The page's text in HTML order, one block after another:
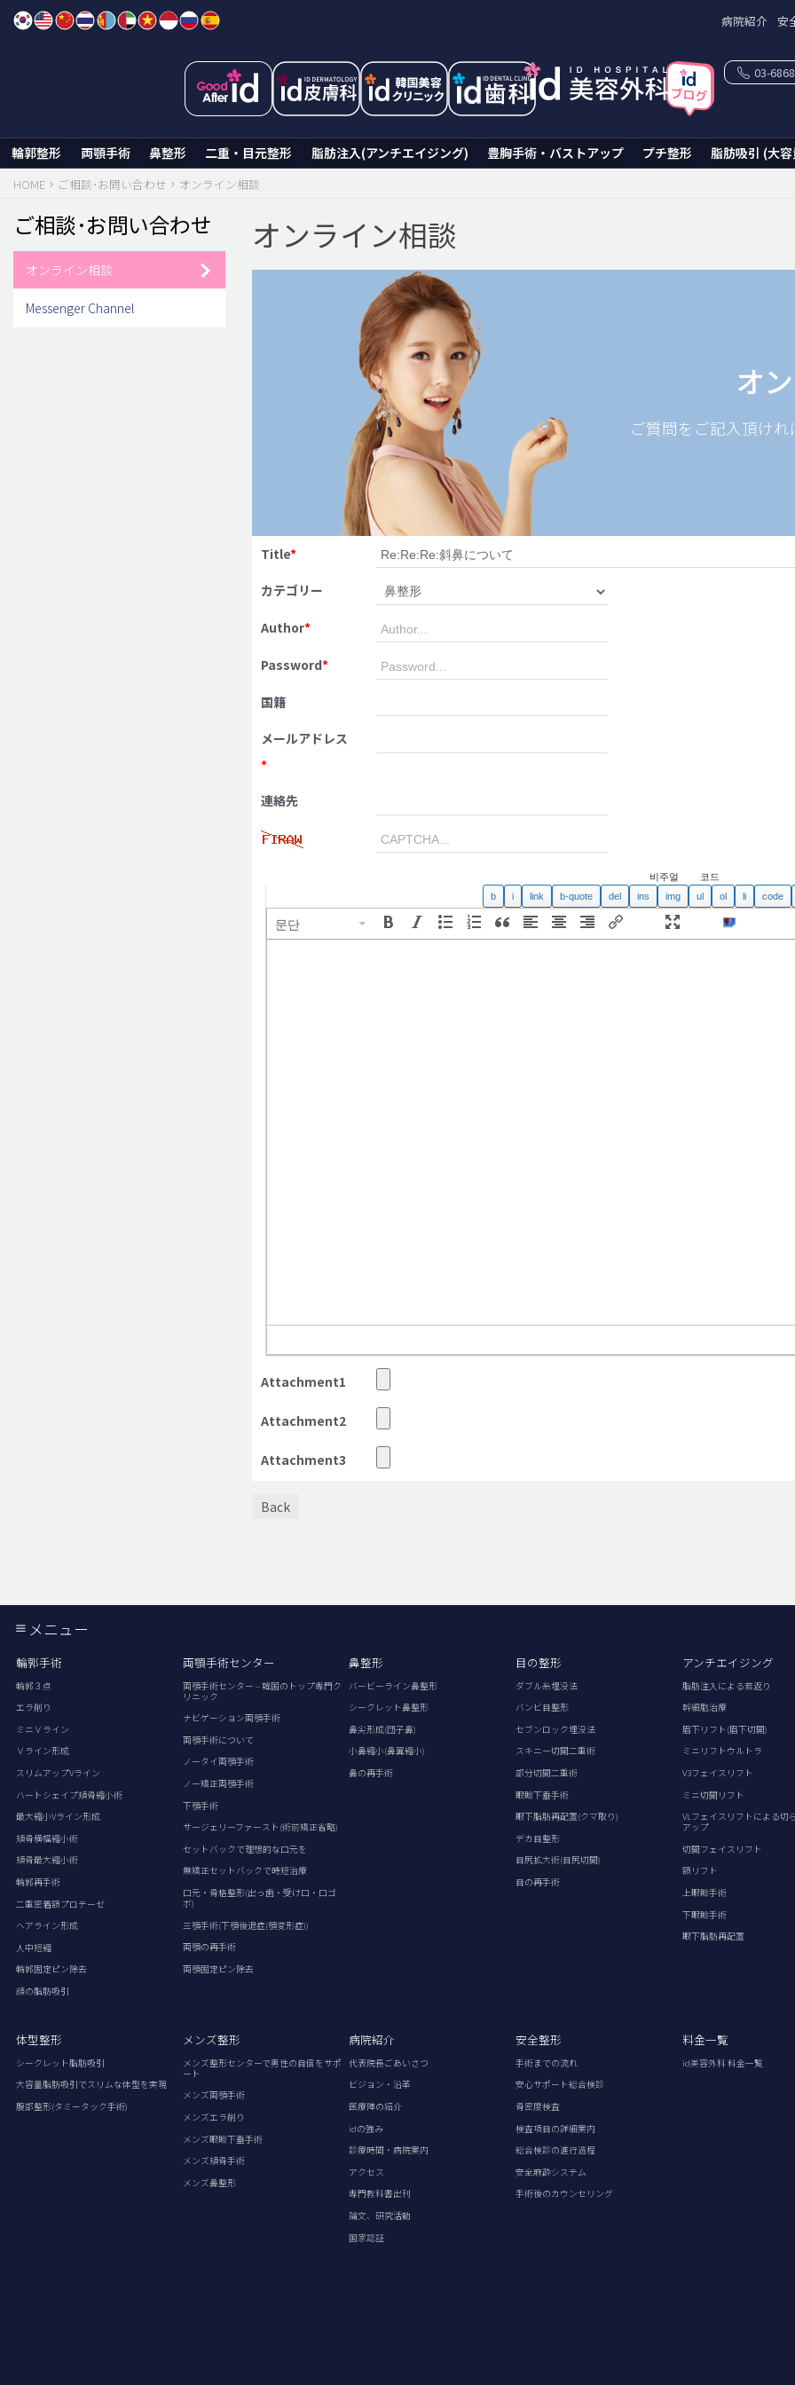
Skip
病院紹介 安
輪郭整形 両顎手術 鼻整形 二重・目元整形 脂肪注入(アンチエイジング) 豊胸手術・バストアップ プチ整形 脂肪吸引 (大
03-
HOME ご相談･お問い合わせ オンライン相談
オンライン相談
オ
ご質問をご記入頂け
Title*
カテゴリー
Author*
Password*
国籍
メールアドレス
*
連絡先
비주얼 코드
문단
Attachment1
Attachment2
Attachment3
Back
ご相談･お問い合わせ
オンライン相談
Messenger Channel
メニュー
輪郭手術
輪郭３点
エラ削り
ミニＶライン
Ｖライン形成
スリムアップVライン
ハートシェイプ頬骨縮小術
最大縮小Vライン形成
頬骨横幅縮小術
頬骨最大縮小術
輪郭再手術
二重密着額プロテーゼ
ヘアライン形成
人中短縮
輪郭固定ピン除去
顔の脂肪吸引
両顎手術センター
両顎手術センター – 韓国のトップ専門ク
リニック
ナビゲーション両顎手術
両顎手術について
ノータイ両顎手術
ノー矯正両顎手術
下顎手術
サージェリーファースト(術前矯正省略)
セットバックで理想的な口元を
無矯正セットバックで時短治療
口元・骨格整形(出っ歯・受け口・口ゴ
ボ)
三顎手術(下顎後退症(顎変形症))
両顎の再手術
両顎固定ピン除去
鼻整形
バービーライン鼻整形
シークレット鼻整形
鼻尖形成(団子鼻)
小鼻縮小(鼻翼縮小)
鼻の再手術
目の整形
ダブル糸埋没法
バンビ目整形
セブンロック埋没法
スキニー切開二重術
部分切開二重術
眼瞼下垂手術
眼下脂肪再配置(クマ取り)
デカ目整形
目尻拡大術(目尻切開)
目の再手術
アンチエイジング
脂肪注入による若返り
幹細胞治療
眉下リフト(眉下切開)
ミニリフトウルトラ
V3フェイスリフト
ミニ切開リフト
VLフェイスリフトによる切
アップ
切開フェイスリフト
額リフト
上眼瞼手術
下眼瞼手術
眼下脂肪再配置
体型整形
シークレット脂肪吸引
大容量脂肪吸引でスリムな体型を実現
腹部整形(タミータック手術)
メンズ整形
メンズ整形センターで男性の自信をサポ
ート
メンズ両顎手術
メンズエラ削り
メンズ眼瞼下垂手術
メンズ頬骨手術
メンズ鼻整形
病院紹介
代表院長ごあいさつ
ビジョン・沿革
医療陣の紹介
idの強み
診療時間・病院案内
アクセス
専門教科書出刊
論文、研究活動
国家認証
安全整形
手術までの流れ
安心サポート総合検診
骨密度検査
検査項目の詳細案内
総合検診の進行過程
安全麻酔システム
手術後のカウンセリング
料金一覧
id美容外科 料金一覧